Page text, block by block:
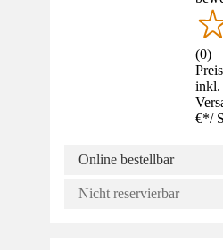
(0)
inkl.
€*/
Online bestellbar
Nicht reservierbar